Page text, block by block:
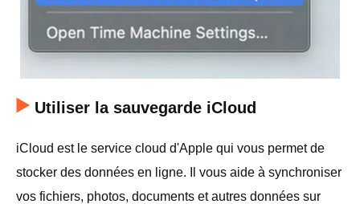
Utiliser la sauvegarde iCloud
iCloud est le service cloud d'Apple qui vous permet de
stocker des données en ligne. Il vous aide à synchroniser
vos fichiers, photos, documents et autres données sur